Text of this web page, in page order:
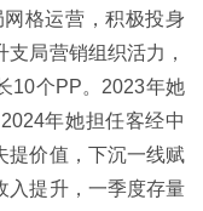
格运营，积极投身
局营销组织活力，
10个PP。2023年她
年她担任客经中
提价值，下沉一线赋
入提升，一季度存量